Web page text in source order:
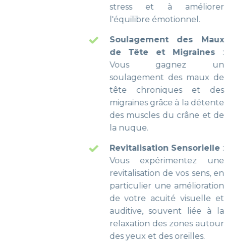
stress et à améliorer
l'équilibre émotionnel.
Soulagement des Maux
de Tête et Migraines:
Vous gagnez un
soulagement des maux de
tête chroniques et des
migraines grâce à la détente
des muscles du crâne et de
Revitalisation Sensorielle:
Vous expérimentez une
revitalisation de vos sens, en
particulier une amélioration
de votre acuité visuelle et
auditive, souvent liée à la
relaxation des zones autour
des yeux et des oreilles.